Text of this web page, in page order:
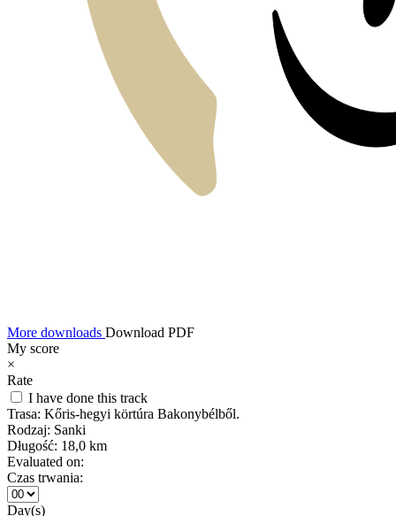
More downloads Download PDF
My score
×
Rate
I have done this track
Trasa: Kőris-hegyi körtúra Bakonybélből.
Rodzaj: Sanki
Długość: 18,0 km
Evaluated on:
Czas trwania:
Day(s)